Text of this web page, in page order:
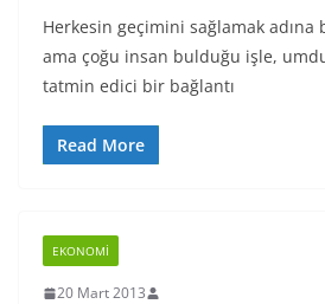
Herkesin geçimini sağlamak adına
ama çoğu insan bulduğu işle,
tatmin edici bir bağlantı
Read More
EKONOMI
20 Mart 2013